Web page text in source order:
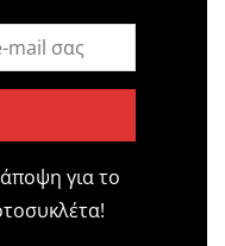
για το